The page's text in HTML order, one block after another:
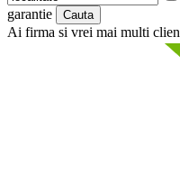
garantie
Ai firma si vrei mai multi